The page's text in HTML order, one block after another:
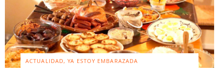
ACTUALIDAD, YA ESTOY EMBARAZADA